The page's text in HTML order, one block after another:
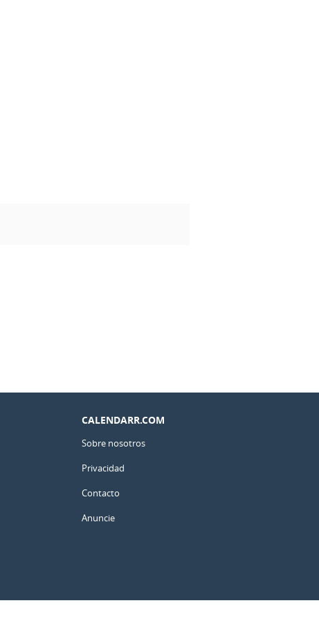
CALENDARR.COM
Sobre nosotros
Privacidad
Contacto
Anuncie